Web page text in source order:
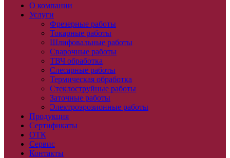
О компании
Услуги
Фрезерные работы
Токарные работы
Шлифовальные работы
Сварочные работы
ТВЧ обработка
Слесарные работы
Термическая обработка
Стеклоструйные работы
Заточные работы
Электроэрозионные работы
Продукция
Сертификаты
ОТК
Сервис
Контакты